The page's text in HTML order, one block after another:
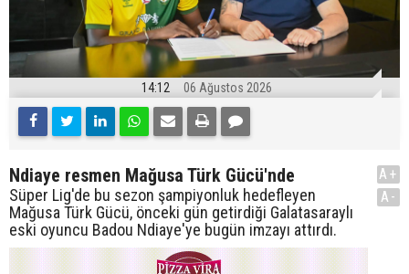
14:12 06 Ağustos 2026
Ndiaye resmen Mağusa Türk Gücü'nde
Süper Lig'de bu sezon şampiyonluk hedefleyen
Mağusa Türk Gücü, önceki gün getirdiği Galatasaraylı
eski oyuncu Badou Ndiaye'ye bugün imzayı attırdı.
A+
A-